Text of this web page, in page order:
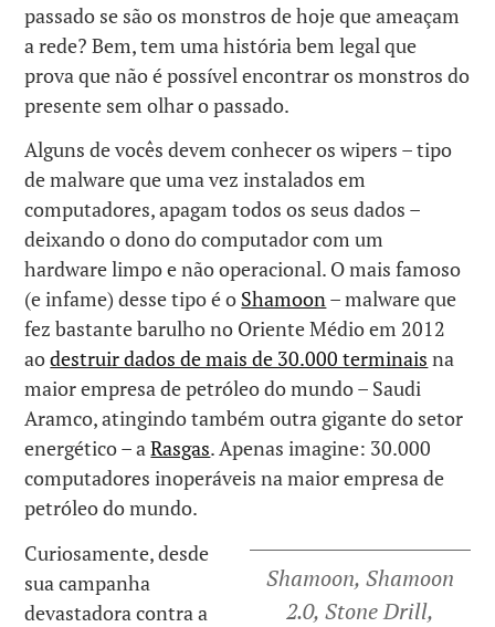
passado se são os monstros de hoje que ameaçam
a rede? Bem, tem uma história bem legal que
prova que não é possível encontrar os monstros do
presente sem olhar o passado.
Alguns de vocês devem conhecer os wipers – tipo
de malware que uma vez instalados em
computadores, apagam todos os seus dados –
deixando o dono do computador com um
hardware limpo e não operacional. O mais famoso
(e infame) desse tipo é o Shamoon– malware que
fez bastante barulho no Oriente Médio em 2012
aodestruir dados de mais de 30.000 terminais na
maior empresa de petróleo do mundo – Saudi
Aramco, atingindo também outra gigante do setor
energético – aRasgas. Apenas imagine: 30.000
computadores inoperáveis na maior empresa de
petróleo do mundo.
Shamoon, Shamoon
2.0, Stone Drill,
Curiosamente, desde
sua campanha
devastadora contra a